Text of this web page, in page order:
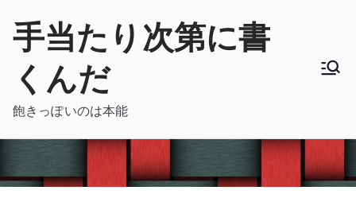
手当たり次第に書
くんだ
飽きっぽいのは本能